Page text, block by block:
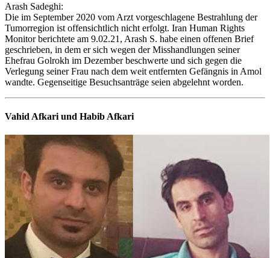
Arash Sadeghi:
Die im September 2020 vom Arzt vorgeschlagene Bestrahlung der
Tumorregion ist offensichtlich nicht erfolgt. Iran Human Rights
Monitor berichtete am 9.02.21, Arash S. habe einen offenen Brief
geschrieben, in dem er sich wegen der Misshandlungen seiner
Ehefrau Golrokh im Dezember beschwerte und sich gegen die
Verlegung seiner Frau nach dem weit entfernten Gefängnis in Amol
wandte. Gegenseitige Besuchsanträge seien abgelehnt worden.
Vahid Afkari und Habib Afkari